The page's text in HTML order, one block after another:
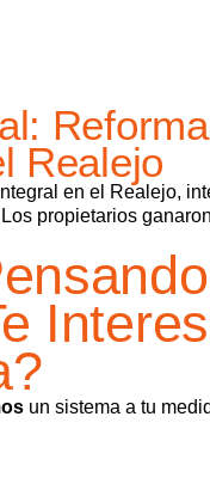
Realejo
en el Realejo,
propietarios
un sistema a tu